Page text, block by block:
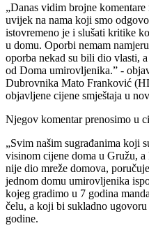
„Danas vidim brojne
uvijek na nama koji smo
istovremeno je i slušati kritike
u domu. Oporbi nemam
oporba nekad su bili dio vlasti,
od Doma umirovljenika.” -
Dubrovnika Mato Franković
objavljene cijene smještaja u
Njegov komentar prenosimo u
„Svim našim sugrađanima koji
visinom cijene doma u Gružu,
nije dio mreže domova,
jednom domu umirovljenika
kojeg gradimo u 7 godina
čelu, a koji bi sukladno
godine.